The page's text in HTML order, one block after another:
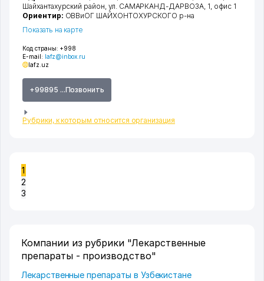
Код страны: +998
E-mail: lafz@inbox.ru
lafz.uz
+99895 ...Позвонить
Рубрики, к которым относится организация
Шайхантахурский район, ул. САМАРКАНД-ДАРВОЗА, 1, офис 1
Ориентир: ОВВиОГ ШАЙХОНТОХУРСКОГО р-на
Показать на карте
1
2
3
Компании из рубрики "Лекарственные
препараты - производство"
Лекарственные препараты в Узбекистане